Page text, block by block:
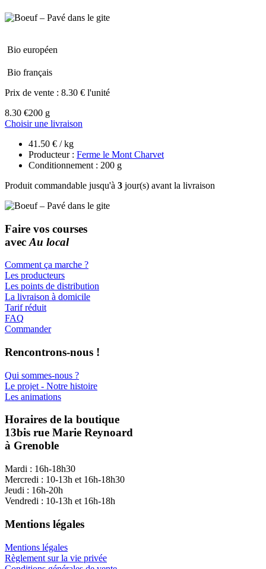
Bio européen
Bio français
Prix de vente : 8.30 € l'unité
8.30 €200 g
Choisir une livraison
41.50 € / kg
Producteur : Ferme le Mont Charvet
Conditionnement : 200 g
Produit commandable jusqu'à 3 jour(s) avant la livraison
Faire vos courses
avec Au local
Comment ça marche ?
Les producteurs
Les points de distribution
La livraison à domicile
Tarif réduit
FAQ
Commander
Rencontrons-nous !
Qui sommes-nous ?
Le projet - Notre histoire
Les animations
Horaires de la boutique
13bis rue Marie Reynoard
à Grenoble
Mardi : 16h-18h30
Mercredi : 10-13h et 16h-18h30
Jeudi : 16h-20h
Vendredi : 10-13h et 16h-18h
Mentions légales
Mentions légales
Règlement sur la vie privée